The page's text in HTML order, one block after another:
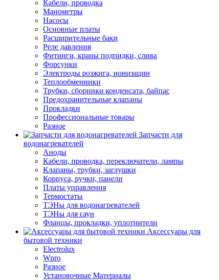
Кабели, проводка
Манометры
Насосы
Основные платы
Расширительные баки
Реле давления
Фитинги, краны подпидки, слива
Форсунки
Электроды розжига, ионизации
Теплообменники
Трубки, сборники конденсата, байпас
Предохранительные клапаны
Прокладки
Профессиональные товары
Разное
Запчасти для
водонагревателей
Аноды
Кабели, проводка, переключатели, лампы
Клапаны, трубки, заглушки
Корпуса, ручки, панели
Платы управления
Термостаты
ТЭНы для водонагревателей
ТЭНы для саун
Фланцы, прокладки, уплотнители
Аксессуары для
бытовой техники
Electrolux
Wpro
Разное
Установочные Материалы